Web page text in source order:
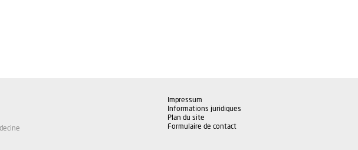
Impressum
Informations juridiques
Plan du site
Formulaire de contact